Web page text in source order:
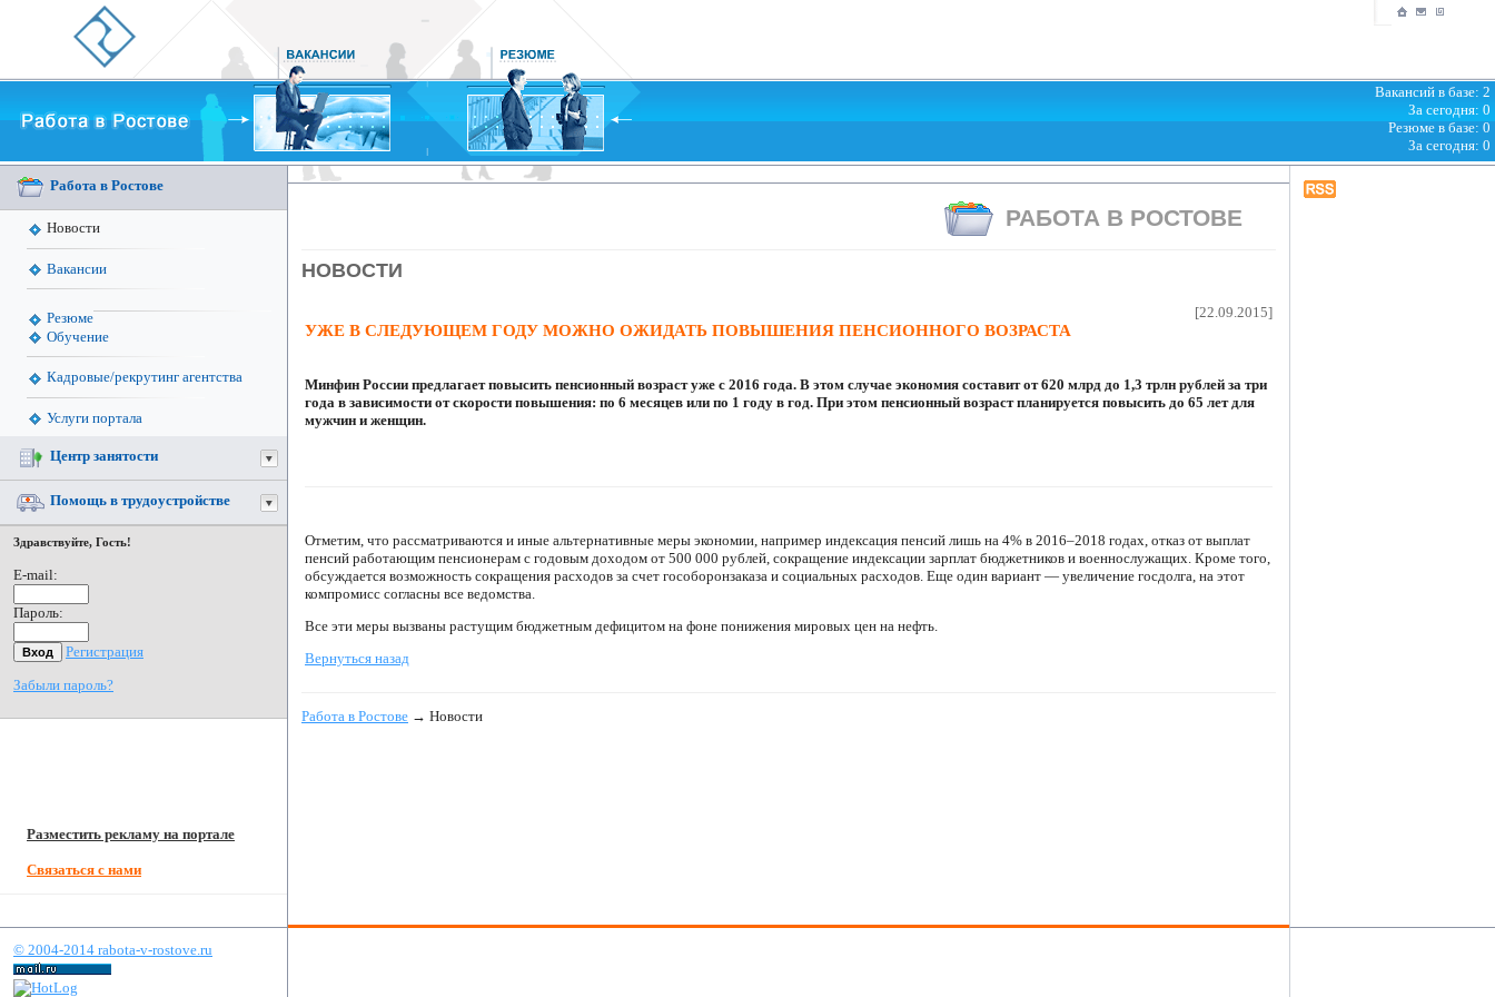
Вакансий в базе: 2
За сегодня: 0
Резюме в базе: 0
За сегодня: 0
Работа в Ростове
Новости
Вакансии
Резюме
Обучение
Кадровые/рекрутинг агентства
Услуги портала
Центр занятости
Помощь в трудоустройстве
Здравствуйте, Гость!
E-mail:
Пароль:
Регистрация
Забыли пароль?
Разместить рекламу на портале
Связаться с нами
РАБОТА В РОСТОВЕ
НОВОСТИ
УЖЕ В СЛЕДУЮЩЕМ ГОДУ МОЖНО ОЖИДАТЬ ПОВЫШЕНИЯ ПЕНСИОННОГО ВОЗРАСТА
[22.09.2015]
Минфин России предлагает повысить пенсионный возраст уже с 2016 года. В этом случае экономия составит от 620 млрд до 1,3 трлн рублей за три
года в зависимости от скорости повышения: по 6 месяцев или по 1 году в год. При этом пенсионный возраст планируется повысить до 65 лет для
мужчин и женщин.
Отметим, что рассматриваются и иные альтернативные меры экономии, например индексация пенсий лишь на 4% в 2016–2018 годах, отказ от выплат
пенсий работающим пенсионерам с годовым доходом от 500 000 рублей, сокращение индексации зарплат бюджетников и военнослужащих. Кроме того,
обсуждается возможность сокращения расходов за счет гособоронзаказа и социальных расходов. Еще один вариант — увеличение госдолга, на этот
компромисс согласны все ведомства.
Все эти меры вызваны растущим бюджетным дефицитом на фоне понижения мировых цен на нефть.
Вернуться назад
Работа в Ростове → Новости
© 2004-2014 rabota-v-rostove.ru